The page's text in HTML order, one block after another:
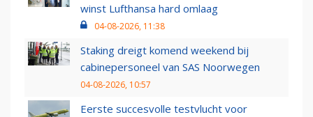
winst Lufthansa hard omlaag
04-08-2026, 11:38
Staking dreigt komend weekend bij
cabinepersoneel van SAS Noorwegen
04-08-2026, 10:57
Eerste succesvolle testvlucht voor